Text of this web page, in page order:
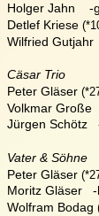
Holger Jahn    -
Detlef Kriese
Wilfried Gutjahr
Cäsar Trio
Peter Gläser
Volkmar Große
Jürgen Schötz
Vater & Söhne
Peter Gläser
Moritz Gläser   -
Wolfram Bodag